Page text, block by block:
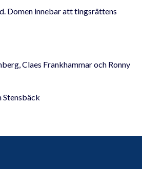
Domen innebar att tingsrättens
Claes Frankhammar och Ronny